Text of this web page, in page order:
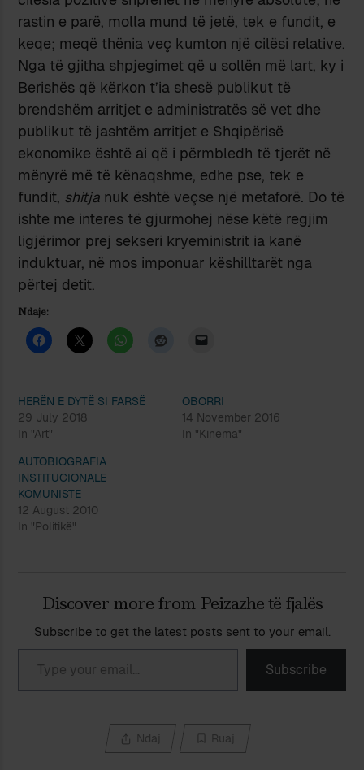
rastin e parë, molla mund të jetë, tek e fundit, e
keqe; meqë thënia veç kumton një cilësi relative.
Nga të gjitha shpjegimet që u sollën më lart, ky i
Berishës që kërkon t’ia shesë publikut të
brendshëm arritjet e administratës së vet dhe
publikut të jashtëm arritjet e Shqipërisë
ekonomike është ai që i përmbledh të tjerët në
mënyrë më të kënaqshme, edhe pse, tek e
fundit, shitja nuk është veçse një metaforë. Do të
ishte me interes të gjurmohej nëse këtë regjim
ligjërimor prej sekseri kryeministrit ia kanë
induktuar, në mos imponuar këshilltarët nga
përtej detit.
Ndaje:
HERËN E DYTË SI FARSË
29 July 2018
In "Art"
OBORRI
14 November 2016
In "Kinema"
AUTOBIOGRAFIA
INSTITUCIONALE
KOMUNISTE
12 August 2010
In "Politikë"
Discover more from Peizazhe të fjalës
Subscribe to get the latest posts sent to your email.
Type your email…
Subscribe
Ndaj Ruaj